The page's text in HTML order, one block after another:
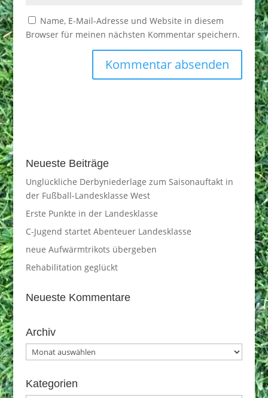
Name, E-Mail-Adresse und Website in diesem
Browser für meinen nächsten Kommentar speichern.
Neueste Beiträge
Unglückliche Derbyniederlage zum Saisonauftakt in
der Fußball-Landesklasse West
Erste Punkte in der Landesklasse
C-Jugend startet Abenteuer Landesklasse
neue Aufwärmtrikots übergeben
Rehabilitation geglückt
Neueste Kommentare
Archiv
Archiv
Kategorien